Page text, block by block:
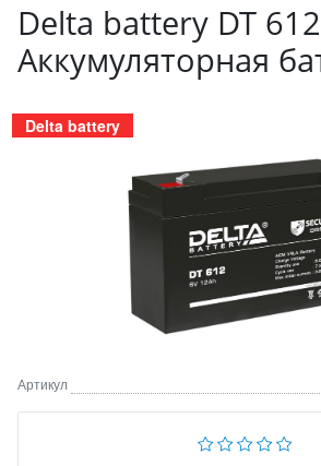
Delta battery DT 612
Аккумуляторная
Delta battery
Артикул